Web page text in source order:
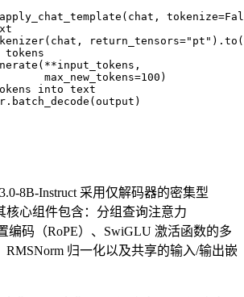
max_new_tokens=100)
into text
8B-Instruct 采用仅解码器的密集型
核心组件包含：分组查询注意力
编码（RoPE）、SwiGLU 激活函数的多
RMSNorm 归一化以及共享的输入/输出嵌